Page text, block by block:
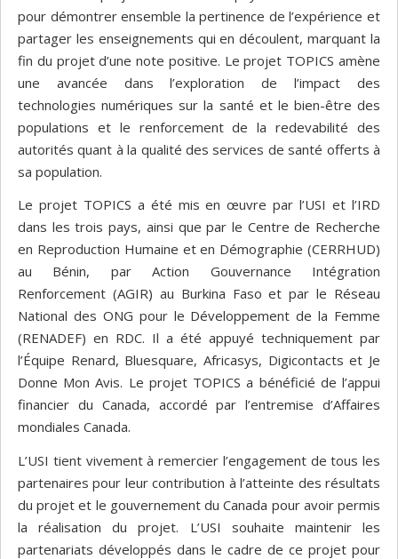
pour démontrer ensemble la pertinence de l’expérience et
partager les enseignements qui en découlent, marquant la
fin du projet d’une note positive. Le projet TOPICS amène
une avancée dans l’exploration de l’impact des
technologies numériques sur la santé et le bien-être des
populations et le renforcement de la redevabilité des
autorités quant à la qualité des services de santé offerts à
sa population.
Le projet TOPICS a été mis en œuvre par l’USI et l’IRD
dans les trois pays, ainsi que par le Centre de Recherche
en Reproduction Humaine et en Démographie (CERRHUD)
au Bénin, par Action Gouvernance Intégration
Renforcement (AGIR) au Burkina Faso et par le Réseau
National des ONG pour le Développement de la Femme
(RENADEF) en RDC. Il a été appuyé techniquement par
l’Équipe Renard, Bluesquare, Africasys, Digicontacts et Je
Donne Mon Avis. Le projet TOPICS a bénéficié de l’appui
financier du Canada, accordé par l’entremise d’Affaires
mondiales Canada.
L’USI tient vivement à remercier l’engagement de tous les
partenaires pour leur contribution à l’atteinte des résultats
du projet et le gouvernement du Canada pour avoir permis
la réalisation du projet. L’USI souhaite maintenir les
partenariats développés dans le cadre de ce projet pour